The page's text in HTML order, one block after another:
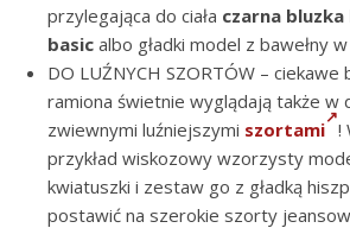
przylegająca do ciała czarna
basic albo gładki model z bawełny
DO LUŹNYCH SZORTÓW – ciekawe
ramiona świetnie wyglądają także w
zwiewnymi luźniejszymi szortami !
przykład wiskozowy wzorzysty
kwiatuszki i zestaw go z gładką
postawić na szerokie szorty